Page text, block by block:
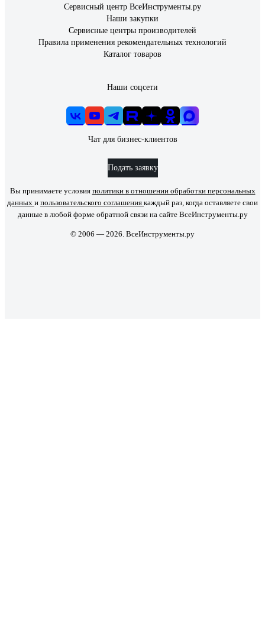
Сервисный центр ВсеИнструменты.ру
Наши закупки
Сервисные центры производителей
Правила применения рекомендательных технологий
Каталог товаров
Наши соцсети
Чат для бизнес-клиентов
Подать заявку
Вы принимаете условия политики в отношении обработки персональных
данных и пользовательского соглашения каждый раз, когда оставляете свои
данные в любой форме обратной связи на сайте ВсеИнструменты.ру
© 2006 — 2026. ВсеИнструменты.ру